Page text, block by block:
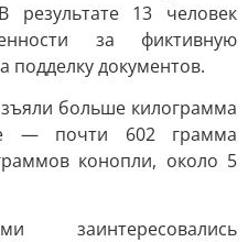
результате 13 человек
за фиктивную
подделку документов.
больше килограмма
— почти 602 грамма
конопли, около 5
заинтересовались